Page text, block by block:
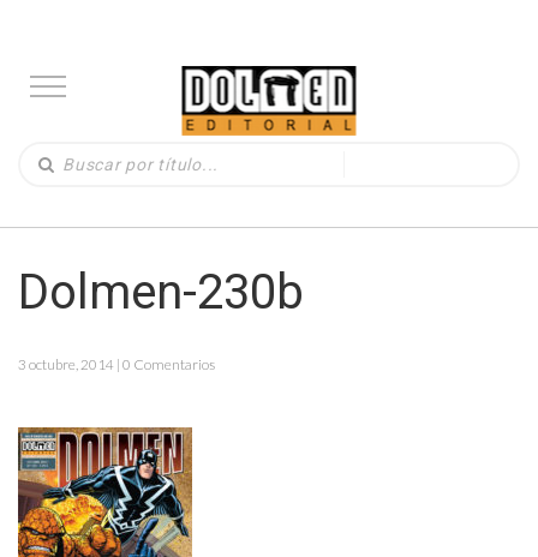
Dolmen-230b
3 octubre, 2014 | 0 Comentarios